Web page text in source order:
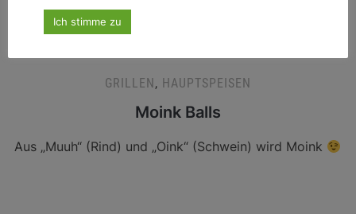
GRILLEN, HAUPTSPEISEN
Moink Balls
Aus „Muuh“ (Rind) und „Oink“ (Schwein) wird Moink
Ich stimme zu